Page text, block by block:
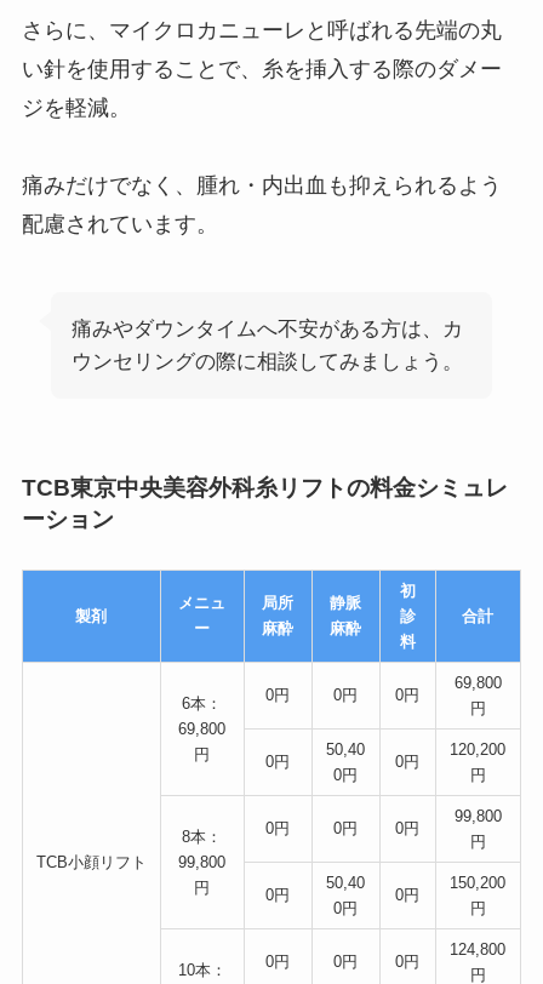
さらに、マイクロカニューレと呼ばれる先端の丸
い針を使用することで、糸を挿入する際のダメー
ジを軽減。
痛みだけでなく、腫れ・内出血も抑えられるよう
配慮されています。
痛みやダウンタイムへ不安がある方は、カ
ウンセリングの際に相談してみましょう。
TCB東京中央美容外科糸リフトの料金シミュレ
ーション
製剤
メニュ
ー
局所
麻酔
静脈
麻酔
初
診
料
合計
TCB小顔リフト
6本：
69,800
円
0円 0円 0円
69,800
円
0円
50,40
0円
0円
120,200
円
8本：
99,800
円
0円 0円 0円
99,800
円
0円
50,40
0円
0円
150,200
円
10本：
0円 0円 0円
124,800
円